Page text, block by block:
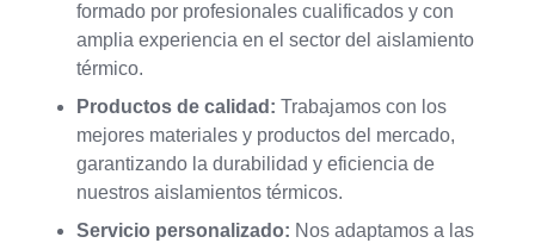
formado por profesionales cualificados y con
amplia experiencia en el sector del aislamiento
térmico.
Productos de calidad: Trabajamos con los
mejores materiales y productos del mercado,
garantizando la durabilidad y eficiencia de
nuestros aislamientos térmicos.
Servicio personalizado: Nos adaptamos a las